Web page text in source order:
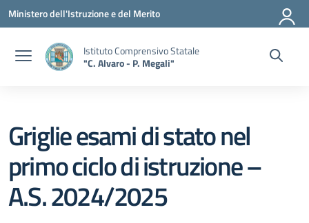
Vai ai contenuti
Vai al menu di navigazione
Vai al footer
Ministero dell'Istruzione e del Merito
Istituto Comprensivo Statale
"C. Alvaro - P. Megali"
Griglie esami di stato nel
primo ciclo di istruzione –
A.S. 2024/2025